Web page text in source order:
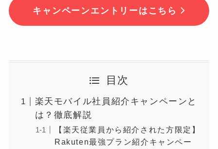
キャンペーンエントリーはこちら
目次
楽天モバイル社員紹介キャンペーンと
は？徹底解説
【楽天従業員から紹介された方限定】
Rakuten最強プラン紹介キャンペー